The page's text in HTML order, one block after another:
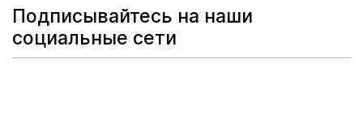
Подписывайтесь на наши
социальные сети